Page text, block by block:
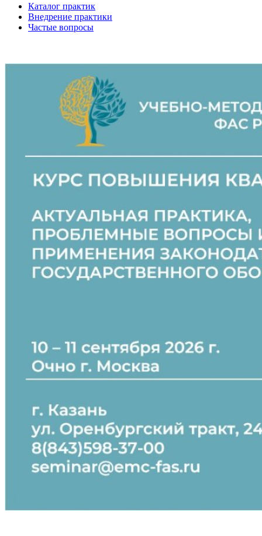
Каталог практик
Внедрение практики
Частые вопросы